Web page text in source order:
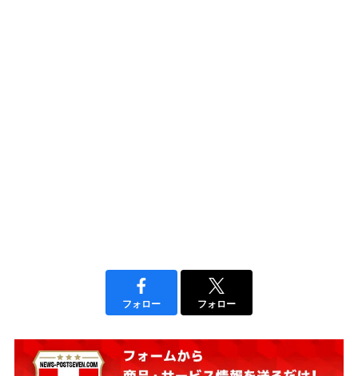
フォロー フォロー